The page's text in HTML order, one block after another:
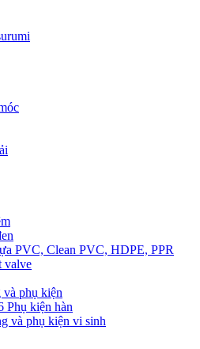
PVC, Clean PVC, HDPE, PPR
valve
và phụ kiện
Phụ kiện hàn
và phụ kiện vi sinh